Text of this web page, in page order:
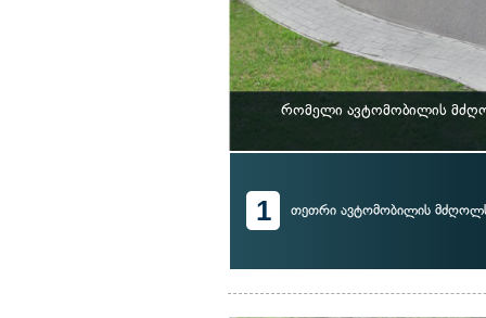
რომელი ავტომობილის
1 თეთრი ავტომობილის